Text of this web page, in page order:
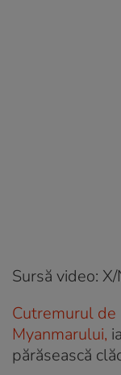
Sursă video:
Cutremurul
Myanmarului,
părăsească